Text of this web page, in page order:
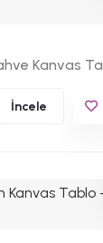
Kanvas
İncele